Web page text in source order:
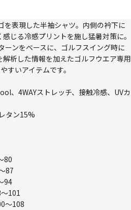
を表現した半袖シャツ。内側の衿下に
じる冷感プリントを施し猛暑対策に。
ーンをベースに、ゴルフスイング時に
析した情報を加えたゴルフウエア専用
いアイテムです。
、4WAYストレッチ、接触冷感、UVカ
タン15%
80
87
94
101
～108